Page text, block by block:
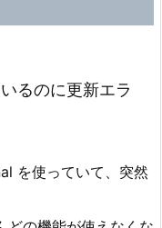
るのに更新エラ
を使っていて、突然